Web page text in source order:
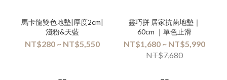
馬卡龍雙色地墊|厚度2cm|
淺粉&天藍
NT$280 ~ NT$5,550
靈巧拼 居家抗菌地墊｜
60cm ｜單色止滑
NT$1,680 ~ NT$5,990
NT$7,680